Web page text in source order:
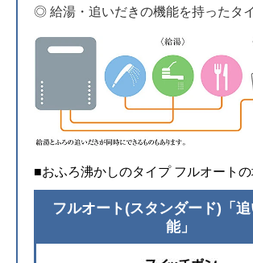
◎ 給湯・追いだきの機能を持ったタイ
■おふろ沸かしのタイプ フルオート
フルオート(スタンダード)「
能」